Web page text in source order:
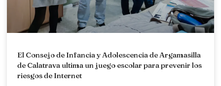
El Consejo de Infancia y Adolescencia de Argamasilla
de Calatrava ultima un juego escolar para prevenir los
riesgos de Internet